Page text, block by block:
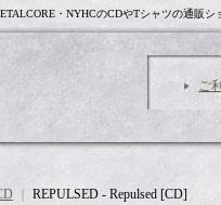
・NYHCのCDやTシャツの通販シ
ご
REPULSED - Repulsed [CD]